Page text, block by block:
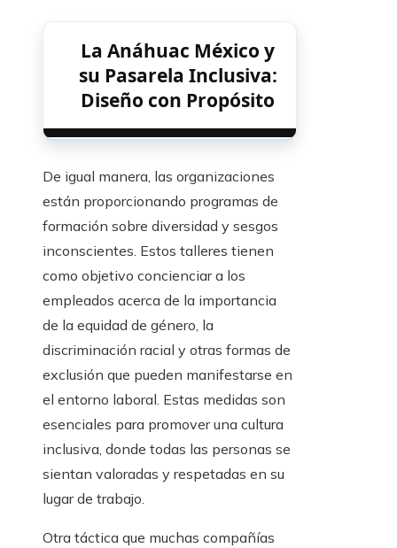
La Anáhuac México y
su Pasarela Inclusiva:
Diseño con Propósito
De igual manera, las organizaciones
están proporcionando programas de
formación sobre diversidad y sesgos
inconscientes. Estos talleres tienen
como objetivo concienciar a los
empleados acerca de la importancia
de la equidad de género, la
discriminación racial y otras formas de
exclusión que pueden manifestarse en
el entorno laboral. Estas medidas son
esenciales para promover una cultura
inclusiva, donde todas las personas se
sientan valoradas y respetadas en su
lugar de trabajo.
Otra táctica que muchas compañías